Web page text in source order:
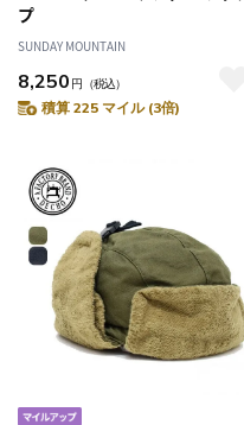
プ
SUNDAY MOUNTAIN
8,250 円 （税込）
積算 225 マイル (3倍)